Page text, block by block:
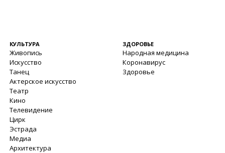
КУЛЬТУРА
Живопись
Искусство
Танец
Актерское искусство
Театр
Кино
Телевидение
Цирк
Эстрада
Медиа
Архитектура
ЗДОРОВЬЕ
Народная медицина
Коронавирус
Здоровье